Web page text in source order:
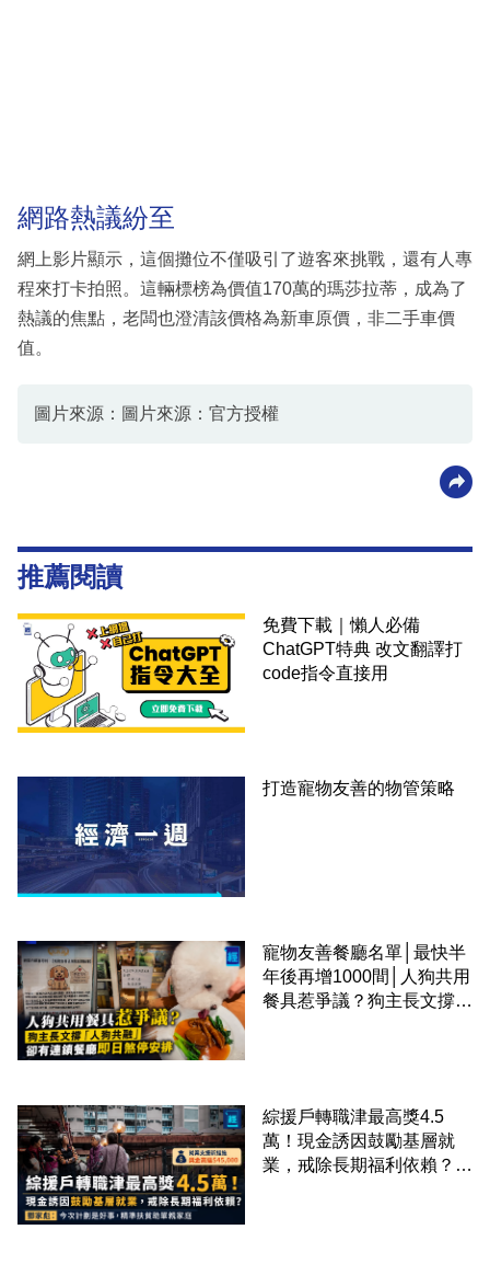
網路熱議紛至
網上影片顯示，這個攤位不僅吸引了遊客來挑戰，還有人專
程來打卡拍照。這輛標榜為價值170萬的瑪莎拉蒂，成為了
熱議的焦點，老闆也澄清該價格為新車原價，非二手車價
值。
圖片來源：圖片來源：官方授權
推薦閱讀
免費下載｜懶人必備
ChatGPT特典 改文翻譯打
code指令直接用
打造寵物友善的物管策略
寵物友善餐廳名單│最快半
年後再增1000間│人狗共用
餐具惹爭議？狗主長文撐
綜援戶轉職津最高獎4.5
萬！現金誘因鼓勵基層就
業，戒除長期福利依賴？鄧